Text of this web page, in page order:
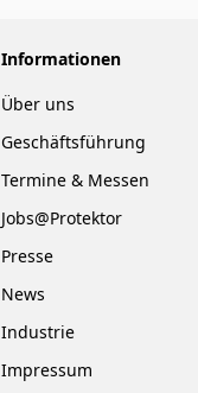
Informationen
Über uns
Geschäftsführung
Termine & Messen
Jobs@Protektor
Presse
News
Industrie
Impressum